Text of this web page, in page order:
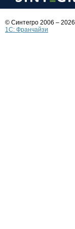
© Синтегро 2006 – 2026
1C: Франчайзи